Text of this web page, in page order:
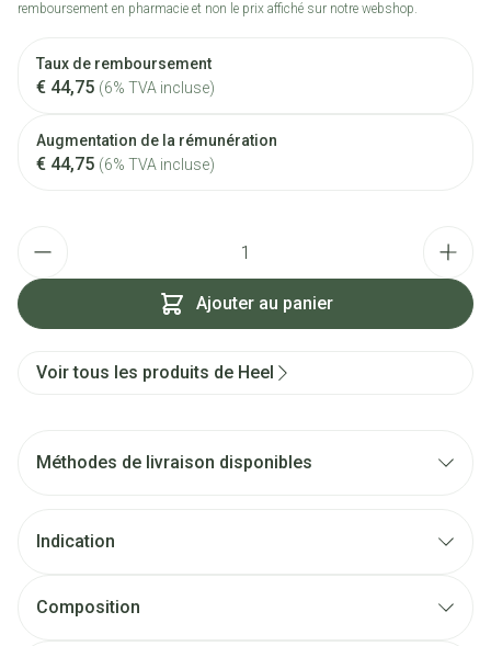
remboursement en pharmacie et non le prix affiché sur notre webshop.
Taux de remboursement
€ 44,75 (6% TVA incluse)
Augmentation de la rémunération
€ 44,75 (6% TVA incluse)
Ajouter au panier
Voir tous les produits de Heel
Méthodes de livraison disponibles
Indication
Composition